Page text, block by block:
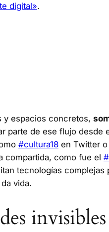
digital».
y espacios concretos,
parte de ese flujo desde
#cultura18 en Twitter o
compartida, como fue el
tecnologías complejas
vida.
invisibles